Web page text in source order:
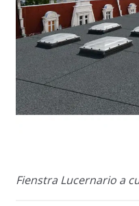
Fienstra Lucernario a